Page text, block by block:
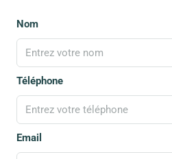
Nom
Téléphone
Email